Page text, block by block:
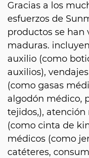
Gracias a los
esfuerzos de
productos se han
maduras.
auxilio (como
auxilios),
(como gasas
algodón médico,
tejidos,),
(como cinta de
médicos (como
catéteres,